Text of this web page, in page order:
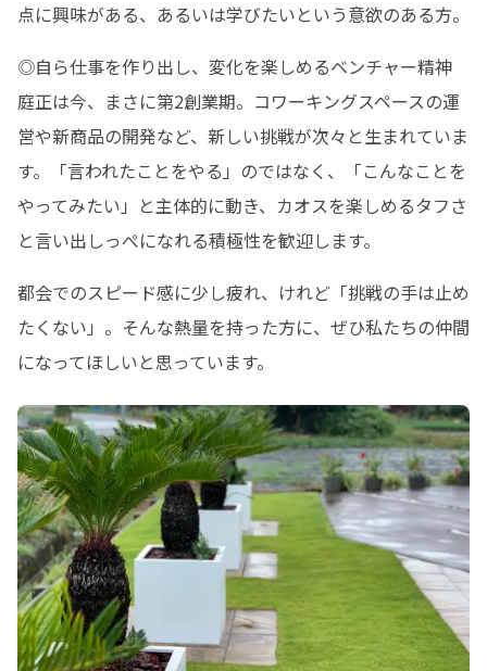
点に興味がある、あるいは学びたいという意欲のある方。
◎自ら仕事を作り出し、変化を楽しめるベンチャー精神
庭正は今、まさに第2創業期。コワーキングスペースの運
営や新商品の開発など、新しい挑戦が次々と生まれていま
す。「言われたことをやる」のではなく、「こんなことを
やってみたい」と主体的に動き、カオスを楽しめるタフさ
と言い出しっぺになれる積極性を歓迎します。
都会でのスピード感に少し疲れ、けれど「挑戦の手は止め
たくない」。そんな熱量を持った方に、ぜひ私たちの仲間
になってほしいと思っています。